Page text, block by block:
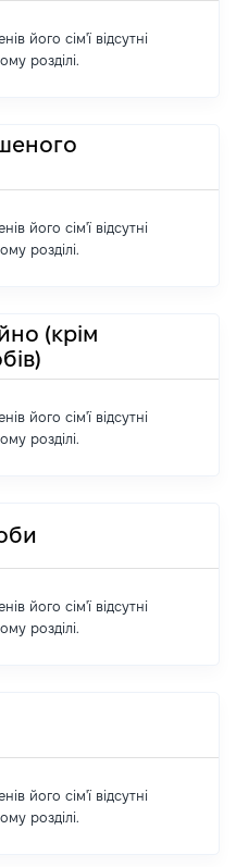
його сім'ї відсутні
розділі.
його сім'ї відсутні
розділі.
(крім
його сім'ї відсутні
розділі.
його сім'ї відсутні
розділі.
його сім'ї відсутні
розділі.